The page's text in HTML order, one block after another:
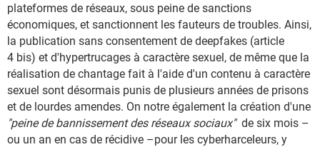
plateformes de réseaux, sous peine de sanctions
économiques, et sanctionnent les fauteurs de troubles. Ainsi,
la publication sans consentement de deepfakes (article
4 bis) et d'hypertrucages à caractère sexuel, de même que la
réalisation de chantage fait à l'aide d'un contenu à caractère
sexuel sont désormais punis de plusieurs années de prisons
et de lourdes amendes. On notre également la création d'une
"peine de bannissement des réseaux sociaux"de six mois –
ou un an en cas de récidive –pour les cyberharceleurs, y